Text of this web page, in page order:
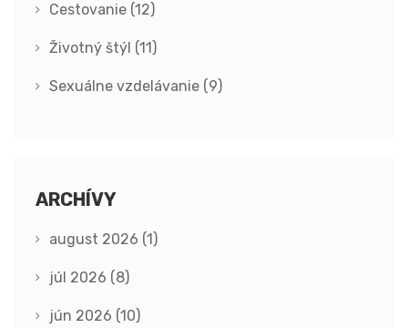
Cestovanie (12)
Životný štýl (11)
Sexuálne vzdelávanie (9)
ARCHÍVY
august 2026 (1)
júl 2026 (8)
jún 2026 (10)